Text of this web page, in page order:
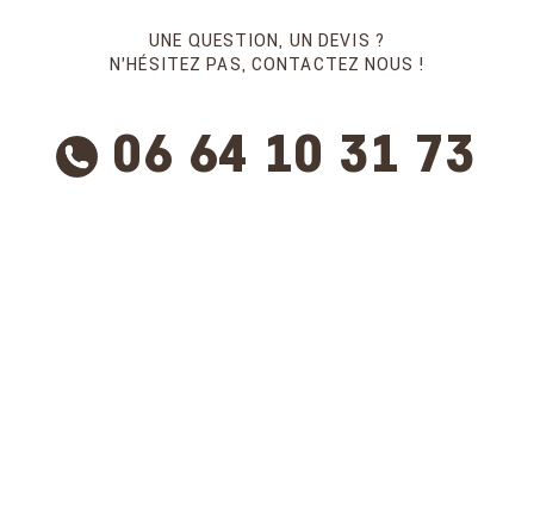
UNE QUESTION, UN DEVIS ?
N’HÉSITEZ PAS, CONTACTEZ NOUS !
06 64 10 31 73